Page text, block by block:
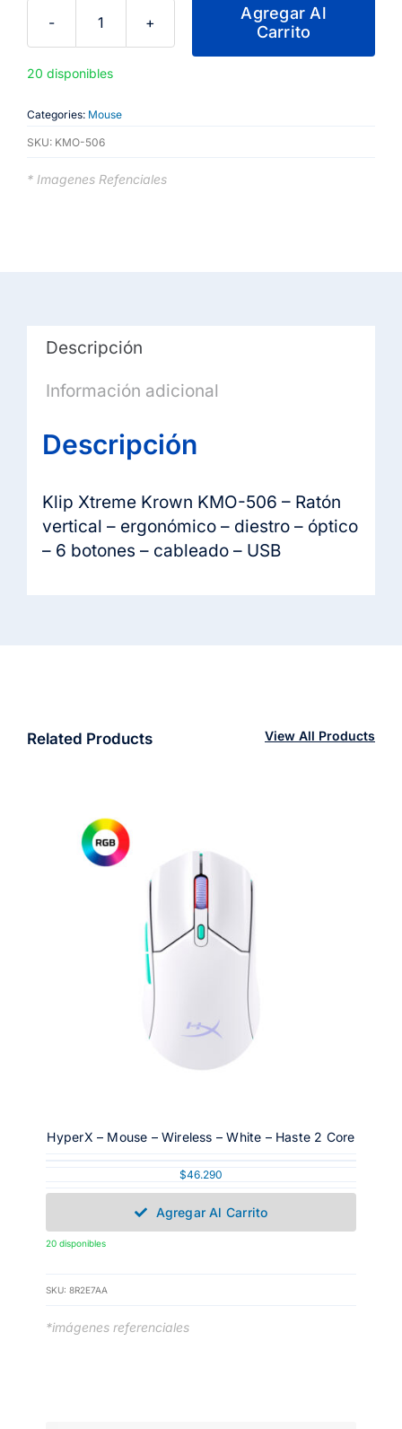
Klip
Krown
Ratón
óptico
6
-
USB
cantidad
Agregar Al
Carrito
20 disponibles
Categories: Mouse
SKU: KMO-506
* Imagenes Refenciales
Descripción
Información adicional
Descripción
Klip Xtreme Krown KMO-506 – Ratón
vertical – ergonómico – diestro – óptico
– 6 botones – cableado – USB
Related Products View All Products
HyperX – Mouse – Wireless – White – Haste 2 Core
$46.290
Agregar Al Carrito
20 disponibles
SKU: 8R2E7AA
*imágenes referenciales